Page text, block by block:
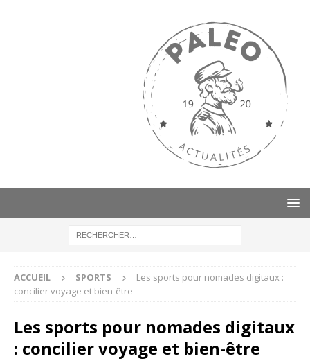
ACCUEIL SPORTS
Les sports pour nomades digitaux :
concilier voyage et bien-être
Les sports pour nomades digitaux
: concilier voyage et bien-être